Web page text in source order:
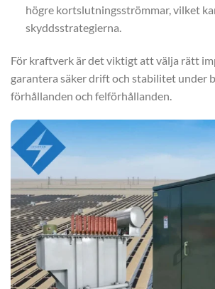
högre kortslutningsströmmar, vilket
skyddsstrategierna.
För kraftverk är det viktigt att välja rätt
garantera säker drift och stabilitet under
förhållanden och felförhållanden.